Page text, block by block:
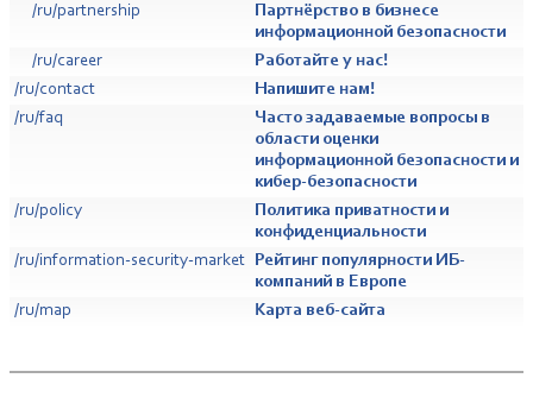
/ru/partnership
Партнёрство в бизнесе
информационной безопасности
/ru/career
Работайте у нас!
/ru/contact
Напишите нам!
/ru/faq
Часто задаваемые вопросы в
области оценки
информационной безопасности и
кибер-безопасности
/ru/policy
Политика приватности и
конфиденциальности
/ru/information-security-market
Рейтинг популярности ИБ-
компаний в Европе
/ru/map
Карта веб-сайта